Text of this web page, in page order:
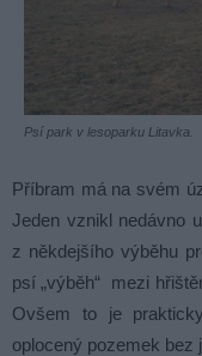
Psí park v lesoparku Litavka.
Příbram má na svém
Jeden vznikl nedávno
z někdejšího výběhu
psí „výběh“ mezi
Ovšem to je
oplocený pozemek bez